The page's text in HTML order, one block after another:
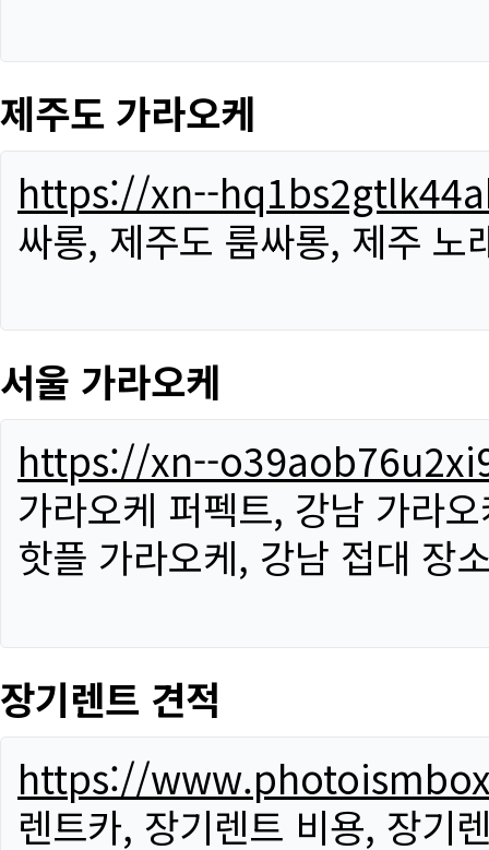
제주도 가라오케
https://xn--
싸롱, 제주도 룸싸롱, 제주 노
서울 가라오케
https://xn--
가라오케 퍼펙트, 강남 가라
핫플 가라오케, 강남 접대 장
장기렌트 견적
https://
렌트카, 장기렌트 비용, 장기